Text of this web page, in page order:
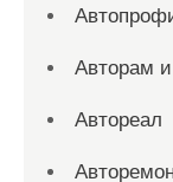
Авторам
Автореал